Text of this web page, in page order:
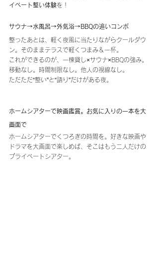
イベート整い体験を！
サウナ→水風呂→外気浴→BBQの追いコンボ
整ったあとは、軽く夜風に当たりながらクールダウ
ン。そのままテラスで軽くつまみ＆一杯。
これができるのが、一棟貸し×サウナ×BBQの強み。
移動なし。時間制限なし。他人の視線なし。
ただただ“整い”と“語り”だけがある夜。
ホームシアターで映画鑑賞。お気に入りの一本を大
画面で
ホームシアターでくつろぎの時間を。好きな映画や
ドラマを大画面で楽しめば、そこはもう二人だけの
プライベートシアター。